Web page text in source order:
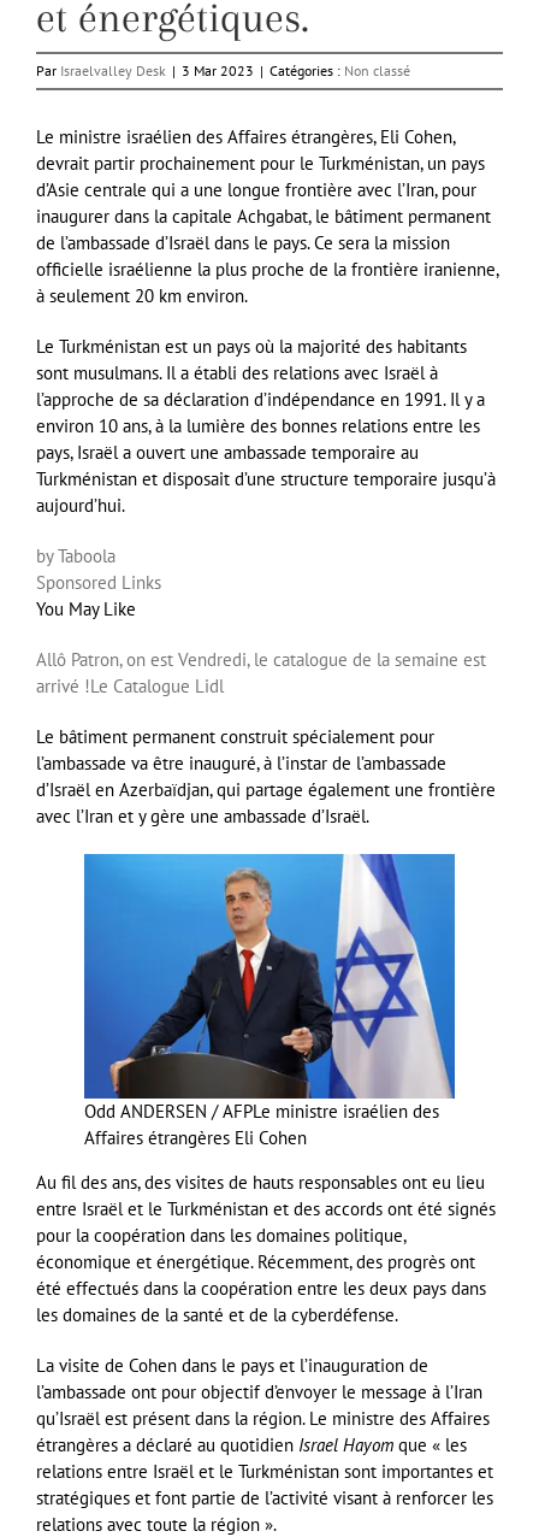
et énergétiques.
Par Israelvalley Desk | 3 Mar 2023 | Catégories : Non classé
Le ministre israélien des Affaires étrangères, Eli Cohen,
devrait partir prochainement pour le Turkménistan, un pays
d’Asie centrale qui a une longue frontière avec l’Iran, pour
inaugurer dans la capitale Achgabat, le bâtiment permanent
de l’ambassade d’Israël dans le pays. Ce sera la mission
officielle israélienne la plus proche de la frontière iranienne,
à seulement 20 km environ.
Le Turkménistan est un pays où la majorité des habitants
sont musulmans. Il a établi des relations avec Israël à
l’approche de sa déclaration d’indépendance en 1991. Il y a
environ 10 ans, à la lumière des bonnes relations entre les
pays, Israël a ouvert une ambassade temporaire au
Turkménistan et disposait d’une structure temporaire jusqu’à
aujourd’hui.
by Taboola
Sponsored Links
You May Like
Allô Patron, on est Vendredi, le catalogue de la semaine est
arrivé !Le Catalogue Lidl
Le bâtiment permanent construit spécialement pour
l’ambassade va être inauguré, à l’instar de l’ambassade
d’Israël en Azerbaïdjan, qui partage également une frontière
avec l’Iran et y gère une ambassade d’Israël.
Odd ANDERSEN / AFPLe ministre israélien des
Affaires étrangères Eli Cohen
Au fil des ans, des visites de hauts responsables ont eu lieu
entre Israël et le Turkménistan et des accords ont été signés
pour la coopération dans les domaines politique,
économique et énergétique. Récemment, des progrès ont
été effectués dans la coopération entre les deux pays dans
les domaines de la santé et de la cyberdéfense.
La visite de Cohen dans le pays et l’inauguration de
l’ambassade ont pour objectif d’envoyer le message à l’Iran
qu’Israël est présent dans la région. Le ministre des Affaires
étrangères a déclaré au quotidien Israel Hayom que « les
relations entre Israël et le Turkménistan sont importantes et
stratégiques et font partie de l’activité visant à renforcer les
relations avec toute la région ».